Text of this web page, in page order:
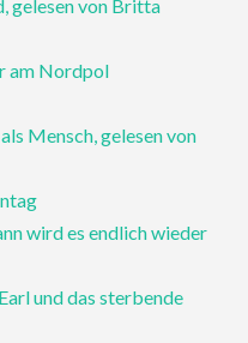
gelesen von Britta
am Nordpol
Mensch, gelesen von
wird es endlich wieder
und das sterbende